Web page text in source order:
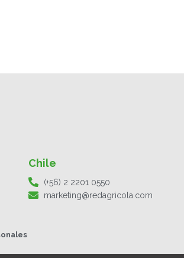
Chile
(+56) 2 2201 0550
marketing@redagricola.com